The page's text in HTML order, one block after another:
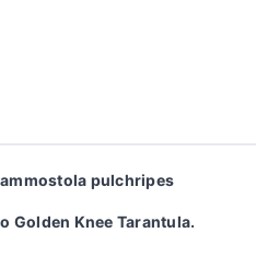
pulchripes
Golden Knee Tarantula.